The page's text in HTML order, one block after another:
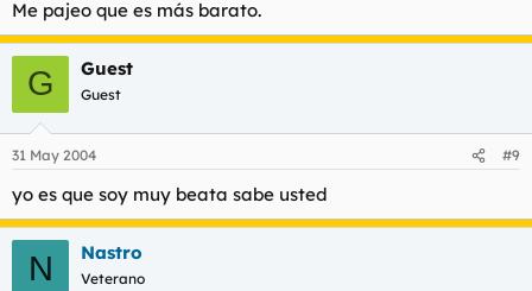
Me pajeo que es más barato.
G Guest
Guest
31 May 2004 #9
yo es que soy muy beata sabe usted
N Nastro
Veterano